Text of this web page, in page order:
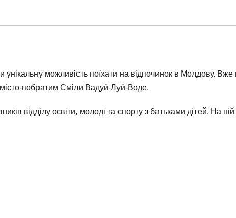
унікальну можливість поїхати на відпочинок в Молдову.
побратим Сміли Вадуй-Луй-Воде.
відділу освіти, молоді та спорту з батьками дітей. На